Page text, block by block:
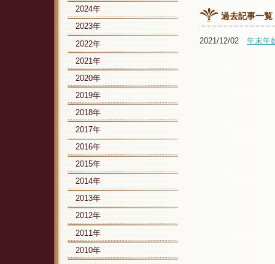
過去記事一覧
2021/12/02 年末年
2024年
2023年
2022年
2021年
2020年
2019年
2018年
2017年
2016年
2015年
2014年
2013年
2012年
2011年
2010年